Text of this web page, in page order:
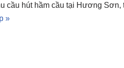
cầu hút hầm cầu tại Hương
»